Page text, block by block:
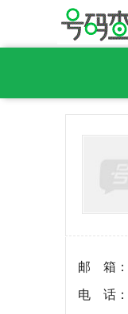
邮 箱：
电 话：